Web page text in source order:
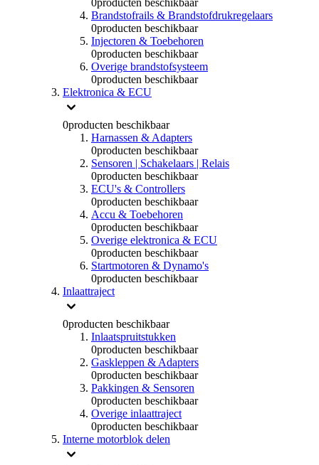
0producten beschikbaar
Brandstofrails & Brandstofdrukregelaars
0producten beschikbaar
Injectoren & Toebehoren
0producten beschikbaar
Overige brandstofsysteem
0producten beschikbaar
Elektronica & ECU
0producten beschikbaar
Harnassen & Adapters
0producten beschikbaar
Sensoren | Schakelaars | Relais
0producten beschikbaar
ECU's & Controllers
0producten beschikbaar
Accu & Toebehoren
0producten beschikbaar
Overige elektronica & ECU
0producten beschikbaar
Startmotoren & Dynamo's
0producten beschikbaar
Inlaattraject
0producten beschikbaar
Inlaatspruitstukken
0producten beschikbaar
Gaskleppen & Adapters
0producten beschikbaar
Pakkingen & Sensoren
0producten beschikbaar
Overige inlaattraject
0producten beschikbaar
Interne motorblok delen